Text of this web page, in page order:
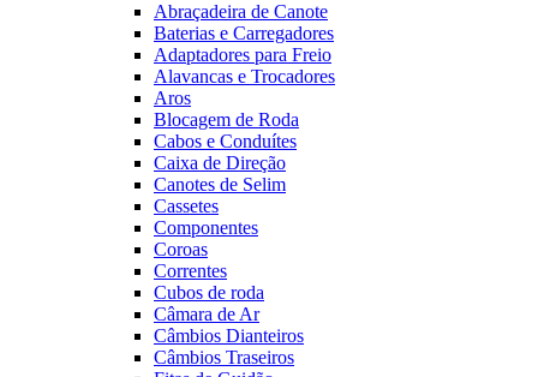
Abraçadeira de Canote
Baterias e Carregadores
Adaptadores para Freio
Alavancas e Trocadores
Aros
Blocagem de Roda
Cabos e Conduítes
Caixa de Direção
Canotes de Selim
Cassetes
Componentes
Coroas
Correntes
Cubos de roda
Câmara de Ar
Câmbios Dianteiros
Câmbios Traseiros